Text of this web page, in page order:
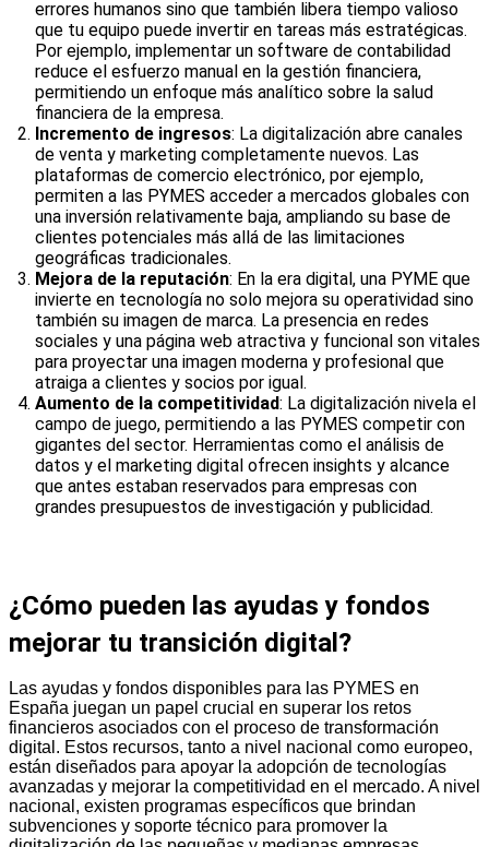
errores humanos sino que también libera tiempo valioso
que tu equipo puede invertir en tareas más estratégicas.
Por ejemplo, implementar un software de contabilidad
reduce el esfuerzo manual en la gestión financiera,
permitiendo un enfoque más analítico sobre la salud
financiera de la empresa.
Incremento de ingresos: La digitalización abre canales
de venta y marketing completamente nuevos. Las
plataformas de comercio electrónico, por ejemplo,
permiten a las PYMES acceder a mercados globales con
una inversión relativamente baja, ampliando su base de
clientes potenciales más allá de las limitaciones
geográficas tradicionales.
Mejora de la reputación: En la era digital, una PYME que
invierte en tecnología no solo mejora su operatividad sino
también su imagen de marca. La presencia en redes
sociales y una página web atractiva y funcional son vitales
para proyectar una imagen moderna y profesional que
atraiga a clientes y socios por igual.
Aumento de la competitividad: La digitalización nivela el
campo de juego, permitiendo a las PYMES competir con
gigantes del sector. Herramientas como el análisis de
datos y el marketing digital ofrecen insights y alcance
que antes estaban reservados para empresas con
grandes presupuestos de investigación y publicidad.
¿Cómo pueden las ayudas y fondos
mejorar tu transición digital?
Las ayudas y fondos disponibles para las PYMES en
España juegan un papel crucial en superar los retos
financieros asociados con el proceso de transformación
digital. Estos recursos, tanto a nivel nacional como europeo,
están diseñados para apoyar la adopción de tecnologías
avanzadas y mejorar la competitividad en el mercado. A nivel
nacional, existen programas específicos que brindan
subvenciones y soporte técnico para promover la